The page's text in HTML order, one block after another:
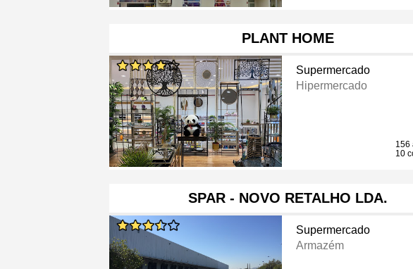
PLANT HOME
Supermercado
Hipermercado
156
10
SPAR - NOVO RETALHO LDA.
Supermercado
Armazém